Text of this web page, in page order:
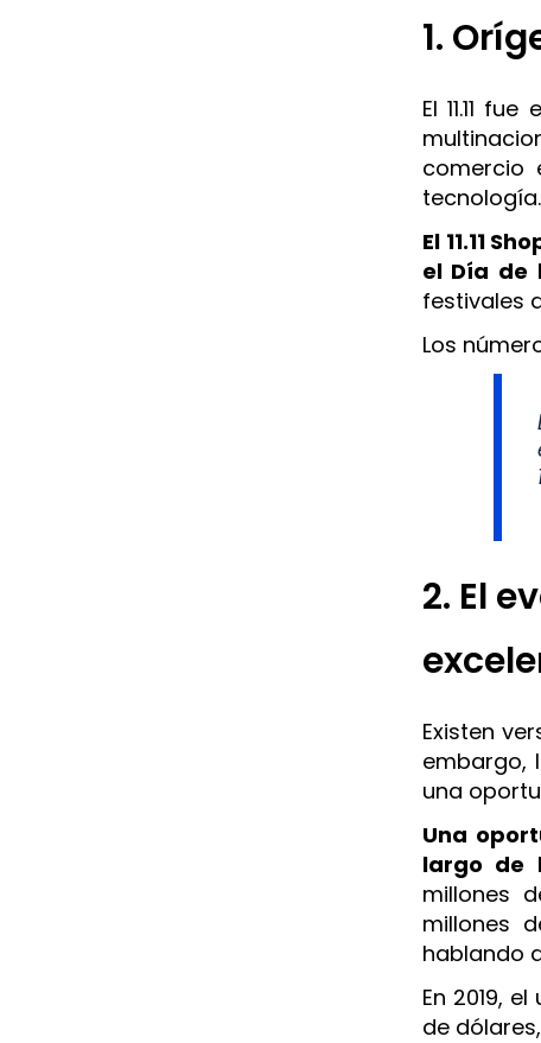
1.
El 11.11
comercio
tecnología.
El 11.11
el Día de
festivales
Los
2. El
Existen
embargo,
una
Una
largo de
millones
millones
hablando
En 2019,
de